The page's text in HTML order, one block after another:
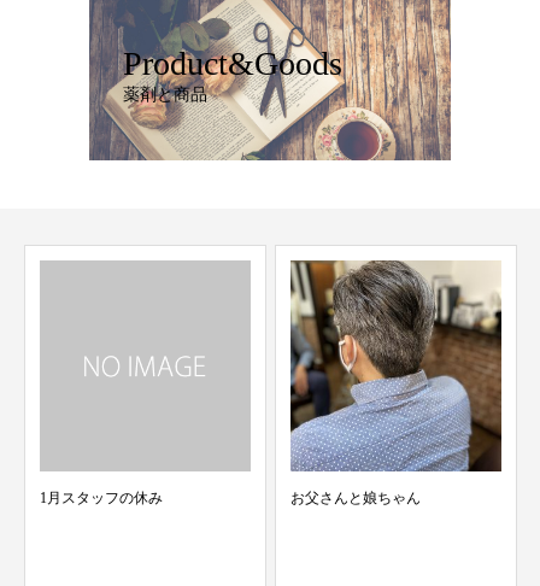
Product&Goods
薬剤と商品
お父さんと娘ちゃん
1/19 スタッフ検温結果 merci青葉